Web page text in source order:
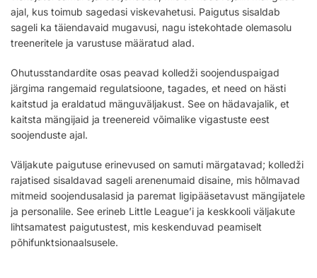
ajal, kus toimub sagedasi viskevahetusi. Paigutus sisaldab
sageli ka täiendavaid mugavusi, nagu istekohtade olemasolu
treeneritele ja varustuse määratud alad.
Ohutusstandardite osas peavad kolledži soojenduspaigad
järgima rangemaid regulatsioone, tagades, et need on hästi
kaitstud ja eraldatud mänguväljakust. See on hädavajalik, et
kaitsta mängijaid ja treenereid võimalike vigastuste eest
soojenduste ajal.
Väljakute paigutuse erinevused on samuti märgatavad; kolledži
rajatised sisaldavad sageli arenenumaid disaine, mis hõlmavad
mitmeid soojendusalasid ja paremat ligipääsetavust mängijatele
ja personalile. See erineb Little League’i ja keskkooli väljakute
lihtsamatest paigutustest, mis keskenduvad peamiselt
põhifunktsionaalsusele.